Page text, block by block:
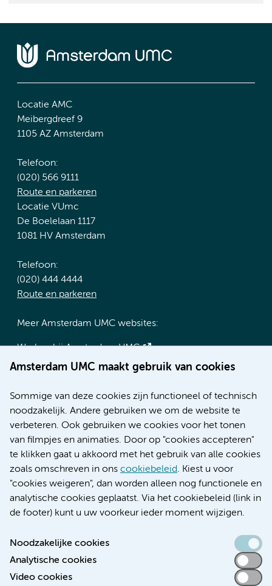
Amsterdam UMC maakt gebruik van cookies
Sommige van deze cookies zijn functioneel of technisch
noodzakelijk. Andere gebruiken we om de website te
verbeteren. Ook gebruiken we cookies voor het tonen
van filmpjes en animaties. Door op "cookies accepteren"
te klikken gaat u akkoord met het gebruik van alle cookies
zoals omschreven in ons cookiebeleid. Kiest u voor
"cookies weigeren", dan worden alleen nog functionele en
analytische cookies geplaatst. Via het cookiebeleid (link in
de footer) kunt u uw voorkeur ieder moment wijzigen.
Noodzakelijke cookies
Analytische cookies
Video cookies
Locatie AMC
Meibergdreef 9
1105 AZ Amsterdam
Telefoon:
(020) 566 9111
Route en parkeren
Locatie VUmc
De Boelelaan 1117
1081 HV Amsterdam
Telefoon:
(020) 444 4444
Route en parkeren
Meer Amsterdam UMC websites:
Werken bij Amsterdam UMC
Over Amsterdam UMC
Research
Educatie locatie AMC
Educatie locatie VUmc
Verwijzen & diagnostiek
Toegankelijkheidsverklaring
Responsible disclosure